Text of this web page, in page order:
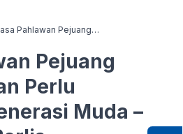
Jasa Pahlawan Pejuang Kemerdekaan Perlu Dikenang Generasi Muda – Raja Muda Perlis
Pejuang
Perlu
Muda –